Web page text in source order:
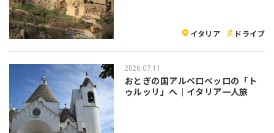
イタリア ドライブ
2026.07.11
おとぎの国アルベロベッロの「ト
ゥルッリ」へ｜イタリア一人旅